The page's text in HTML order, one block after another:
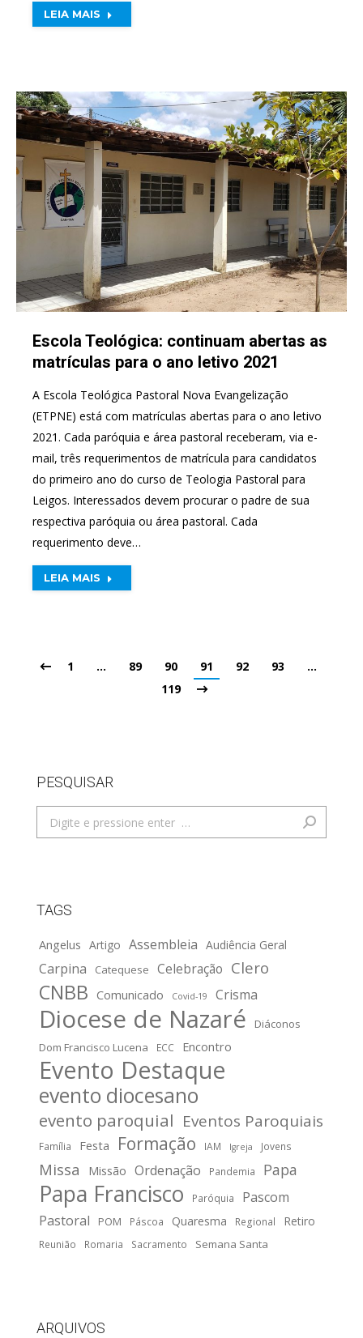
LEIA MAIS
Escola Teológica: continuam abertas as
matrículas para o ano letivo 2021
A Escola Teológica Pastoral Nova Evangelização
(ETPNE) está com matrículas abertas para o ano letivo
2021. Cada paróquia e área pastoral receberam, via e-
mail, três requerimentos de matrícula para candidatos
do primeiro ano do curso de Teologia Pastoral para
Leigos. Interessados devem procurar o padre de sua
respectiva paróquia ou área pastoral. Cada
requerimento deve…
LEIA MAIS
1 … 89 90 91 92 93
…
119
PESQUISAR
Search:
TAGS
Angelus Artigo Assembleia Audiência Geral
Carpina Catequese Celebração Clero
CNBB Comunicado Covid-19 Crisma
Diocese de Nazaré
Diáconos
Dom Francisco Lucena
ECC Encontro
Evento Destaque
evento diocesano
evento paroquial Eventos Paroquiais
Família Festa Formação IAM Igreja Jovens
Missa Missão Ordenação Pandemia Papa
Papa Francisco Paróquia
Pascom
Pastoral
POM Páscoa Quaresma Regional Retiro
Reunião Romaria Sacramento Semana Santa
ARQUIVOS